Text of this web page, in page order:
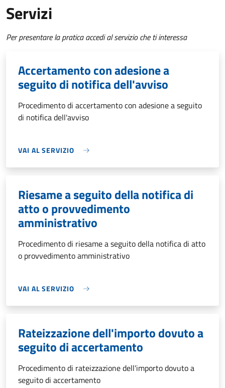
Servizi
Per presentare la pratica accedi al servizio che ti interessa
Accertamento con adesione a
seguito di notifica dell'avviso
Procedimento di accertamento con adesione a seguito
di notifica dell'avviso
VAI AL SERVIZIO
Riesame a seguito della notifica di
atto o provvedimento
amministrativo
Procedimento di riesame a seguito della notifica di atto
o provvedimento amministrativo
VAI AL SERVIZIO
Rateizzazione dell'importo dovuto a
seguito di accertamento
Procedimento di rateizzazione dell'importo dovuto a
seguito di accertamento